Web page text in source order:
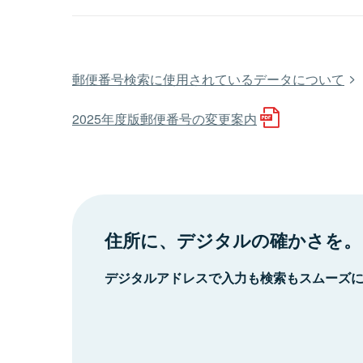
郵便番号検索に使用されているデータについて
2025年度版郵便番号の変更案内
住所に、デジタルの確かさを。
デジタルアドレスで入力も検索もスムーズ